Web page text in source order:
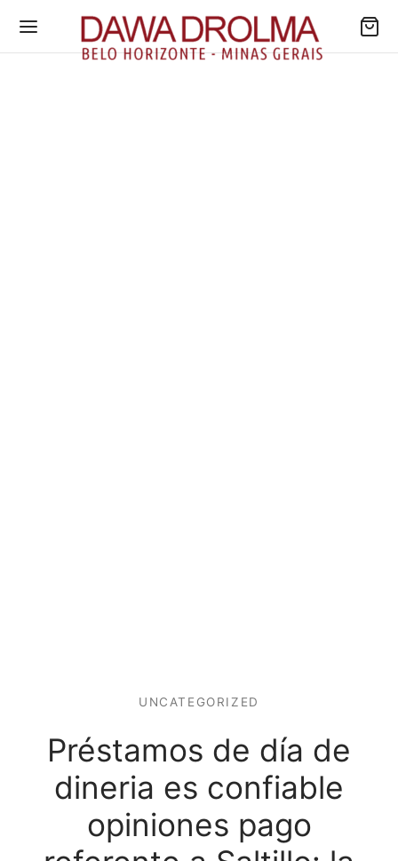
UNCATEGORIZED
Préstamos de día de
dineria es confiable
opiniones pago